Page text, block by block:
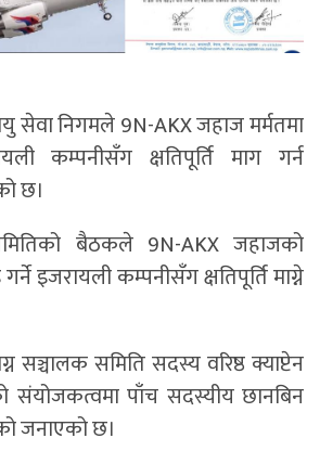
सेवा निगमले 9N-AKX जहाज मर्मतमा
कम्पनीसँग क्षतिपूर्ति माग गर्न
छ।
बैठकले 9N-AKX जहाजको
इजरायली कम्पनीसँग क्षतिपूर्ति माग्ने
सञ्चालक समिति सदस्य वरिष्ठ क्याप्टेन
संयोजकत्वमा पाँच सदस्यीय छानबिन
जनाएको छ।